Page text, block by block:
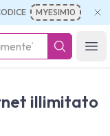
MYESIM10
illimitato